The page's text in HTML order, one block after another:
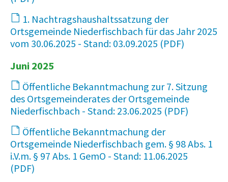
1. Nachtragshaushaltssatzung der
Ortsgemeinde Niederfischbach für das Jahr 2025
vom 30.06.2025 - Stand: 03.09.2025
Juni 2025
Öffentliche Bekanntmachung zur 7. Sitzung
des Ortsgemeinderates der Ortsgemeinde
Niederfischbach - Stand: 23.06.2025
Öffentliche Bekanntmachung der
Ortsgemeinde Niederfischbach gem. § 98 Abs. 1
i.V.m. § 97 Abs. 1 GemO - Stand: 11.06.2025